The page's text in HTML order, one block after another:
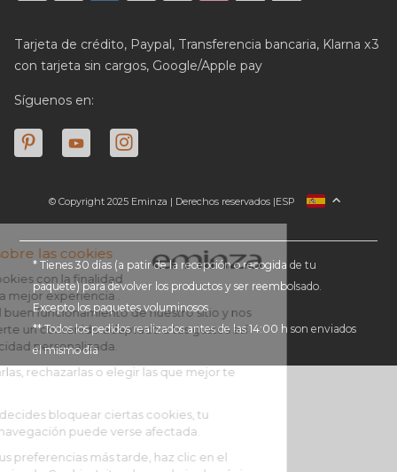
Tarjeta de crédito, Paypal, Transferencia bancaria, Klarna x3
con tarjeta sin cargos, Google/Apple pay
Síguenos en:
© Copyright 2025 Eminza | Derechos reservados |
FRANCIA
ALEMANIA
PAÍSES BAJOS
SUIZA
ESP
* Tienes 30 días (a patir de la recepción o recogida de tu
paquete) para devolver los productos y ser reembolsado.
Excepto los paquetes voluminosos
** Todos los pedidos realizados antes de las 14:00 h son enviados
el mismo día